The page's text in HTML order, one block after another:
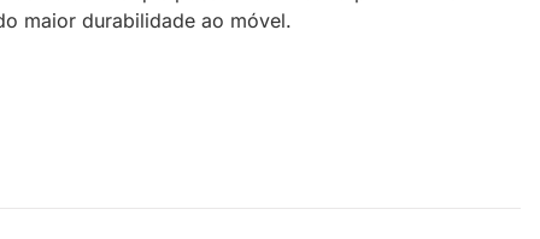
maior durabilidade ao móvel.